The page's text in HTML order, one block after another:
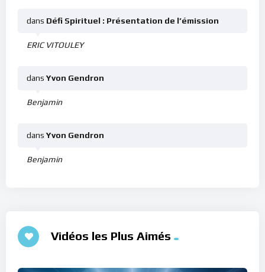
ERIC VITOULEY
dans Défi Spirituel : Présentation de l’émission
Benjamin
dans Yvon Gendron
Benjamin
dans Yvon Gendron
Vidéos les Plus Aimés